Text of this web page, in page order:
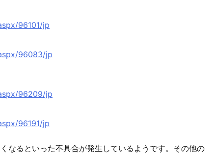
96101/jp
96083/jp
96209/jp
96191/jp
るといった不具合が発生しているようです。その他の